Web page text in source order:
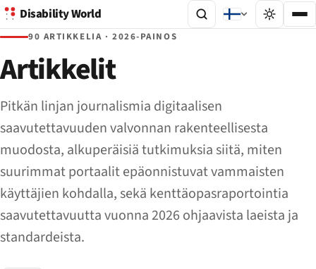
Disability World
90 ARTIKKELIA · 2026-PAINOS
Artikkelit
Pitkän linjan journalismia digitaalisen
saavutettavuuden valvonnan rakenteellisesta
muodosta, alkuperäisiä tutkimuksia siitä, miten
suurimmat portaalit epäonnistuvat vammaisten
käyttäjien kohdalla, sekä kenttäopasraportointia
saavutettavuutta vuonna 2026 ohjaavista laeista ja
standardeista.